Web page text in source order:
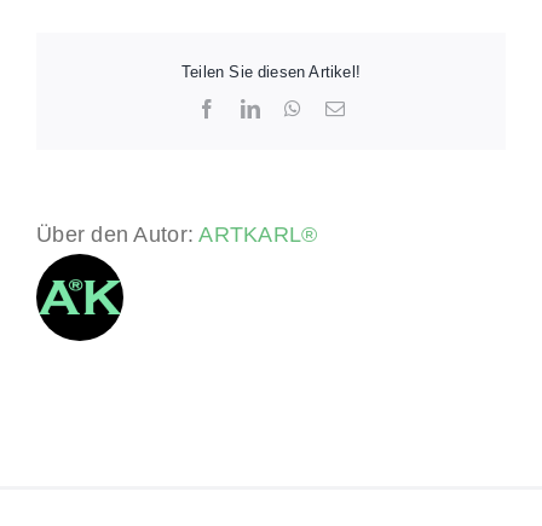
Teilen Sie diesen Artikel!
FacebookLinkedInWhatsApp
E-
Über den Autor:ARTKARL®